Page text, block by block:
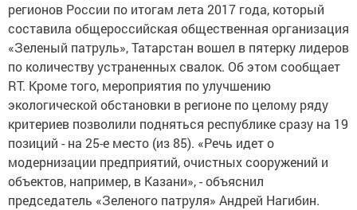
регионов России по итогам лета 2017 года, который
составила общероссийская общественная организация
«Зеленый патруль», Татарстан вошел в пятерку лидеров
по количеству устраненных свалок. Об этом сообщает
RT. Кроме того, мероприятия по улучшению
экологической обстановки в регионе по целому ряду
критериев позволили подняться республике сразу на 19
позиций - на 25-е место (из 85). «Речь идет о
модернизации предприятий, очистных сооружений и
объектов, например, в Казани», - объяснил
председатель «Зеленого патруля» Андрей Нагибин.